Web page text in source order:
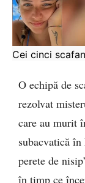
Cei cinci
O echipă de
rezolvat
care au murit
subacvatică
perete de
în timp ce